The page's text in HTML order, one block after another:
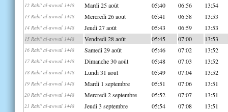
12 Rabi' al-awwal 1448 Mardi 25 août 05:40 06:56 13:54
13 Rabi' al-awwal 1448 Mercredi 26 août 05:41 06:58 13:53
14 Rabi' al-awwal 1448 Jeudi 27 août 05:43 06:59 13:53
15 Rabi' al-awwal 1448 Vendredi 28 août 05:45 07:00 13:53
16 Rabi' al-awwal 1448 Samedi 29 août 05:46 07:02 13:52
17 Rabi' al-awwal 1448 Dimanche 30 août 05:48 07:03 13:52
18 Rabi' al-awwal 1448 Lundi 31 août 05:49 07:04 13:52
19 Rabi' al-awwal 1448 Mardi 1 septembre 05:51 07:06 13:51
20 Rabi' al-awwal 1448 Mercredi 2 septembre 05:52 07:07 13:51
21 Rabi' al-awwal 1448 Jeudi 3 septembre 05:54 07:08 13:51